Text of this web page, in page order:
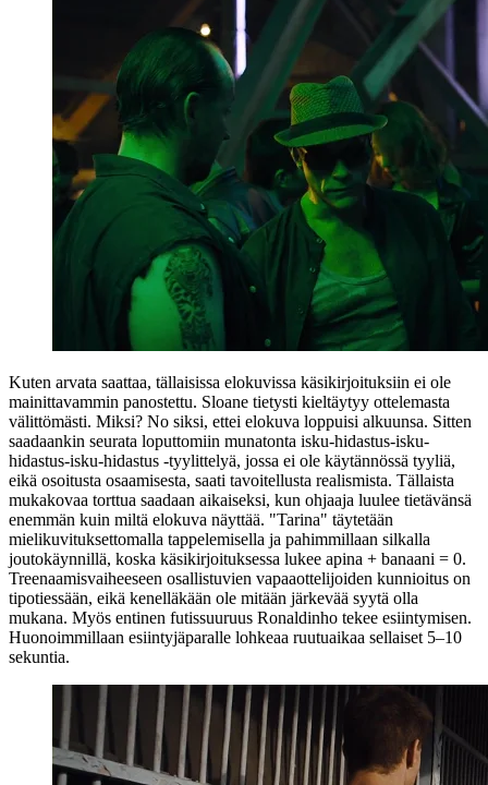
Kuten arvata saattaa, tällaisissa elokuvissa käsikirjoituksiin ei ole
mainittavammin panostettu. Sloane tietysti kieltäytyy ottelemasta
välittömästi. Miksi? No siksi, ettei elokuva loppuisi alkuunsa. Sitten
saadaankin seurata loputtomiin munatonta isku-hidastus-isku-
hidastus-isku-hidastus ‑tyylittelyä, jossa ei ole käytännössä tyyliä,
eikä osoitusta osaamisesta, saati tavoitellusta realismista. Tällaista
mukakovaa torttua saadaan aikaiseksi, kun ohjaaja luulee tietävänsä
enemmän kuin miltä elokuva näyttää. "Tarina" täytetään
mielikuvituksettomalla tappelemisella ja pahimmillaan silkalla
joutokäynnillä, koska käsikirjoituksessa lukee apina + banaani = 0.
Treenaamisvaiheeseen osallistuvien vapaaottelijoiden kunnioitus on
tipotiessään, eikä kenelläkään ole mitään järkevää syytä olla
mukana. Myös entinen futissuuruus Ronaldinho tekee esiintymisen.
Huonoimmillaan esiintyjäparalle lohkeaa ruutuaikaa sellaiset 5–10
sekuntia.